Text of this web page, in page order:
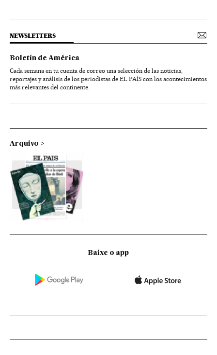
NEWSLETTERS
Boletín de América
Cada semana en tu cuenta de correo una selección de las noticias,
reportajes y análisis de los periodistas de EL PAÍS con los acontecimientos
más relevantes del continente.
Arquivo
Baixe o app